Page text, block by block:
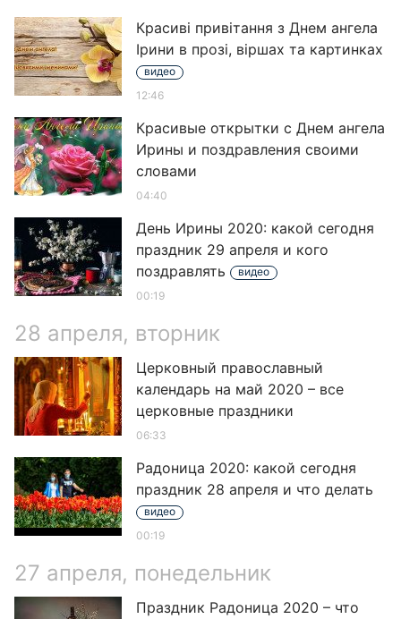
Красиві привітання з Днем ангела
Ірини в прозі, віршах та картинках
видео
12:46
Красивые открытки с Днем ангела
Ирины и поздравления своими
словами
04:40
День Ирины 2020: какой сегодня
праздник 29 апреля и кого
поздравлять
видео
00:19
28 апреля, вторник
Церковный православный
календарь на май 2020 – все
церковные праздники
06:33
Радоница 2020: какой сегодня
праздник 28 апреля и что делать
видео
00:19
27 апреля, понедельник
Праздник Радоница 2020 – что